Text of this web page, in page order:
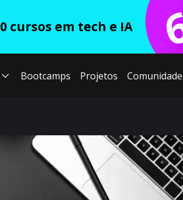
cursos em tech e IA
Bootcamps Projetos Comunidade